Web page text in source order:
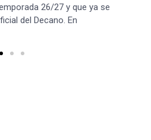
26/27 y que ya se
del Decano. En